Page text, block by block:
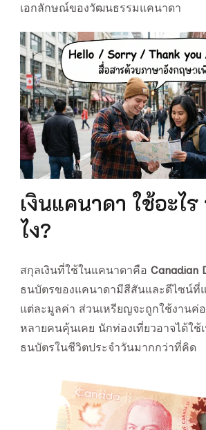
เอกลักษณ์ของวัฒนธรรมแคนาดา
เงินแคนาดา ใช้อะไร
ไง?
สกุลเงินที่ใช้ในแคนาดาคือ Canadian
ธนบัตรของแคนาดามีสีสันและดีไซน์ที่
แต่ละมูลค่า ส่วนเหรียญจะถูกใช้งานค่
หลายคนคุ้นเคย นักท่องเที่ยวอาจได้ใ
ธนบัตรในชีวิตประจำวันมากกว่าที่คิด